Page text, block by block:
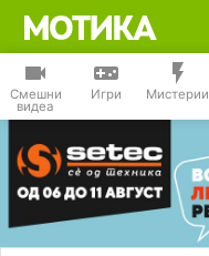
Смешни
видеа
Игри Мистерии